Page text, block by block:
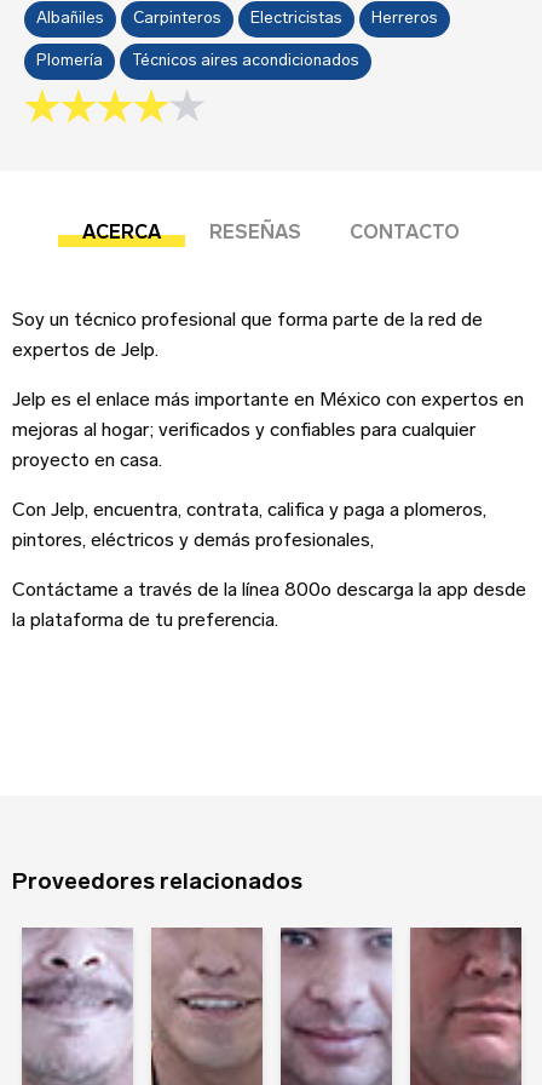
Albañiles Carpinteros Electricistas Herreros
Plomería Técnicos aires acondicionados
4.0 rating
ACERCA RESEÑAS CONTACTO
Soy un técnico profesional que forma parte de la red de
expertos de Jelp.
Jelp es el enlace más importante en México con expertos en
mejoras al hogar; verificados y confiables para cualquier
proyecto en casa.
Con Jelp, encuentra, contrata, califica y paga a plomeros,
pintores, eléctricos y demás profesionales,
Contáctame a través de la línea 800o descarga la app desde
la plataforma de tu preferencia.
Proveedores relacionados
Esta reseña se basa en mi propia experiencia y
Correo Electrónico*
Nombre*
Sobre tu negocio
Dirección del negocio
Sitio web
Correo Electrónico
¿Olvidaste tu contraseña?
Registrarse